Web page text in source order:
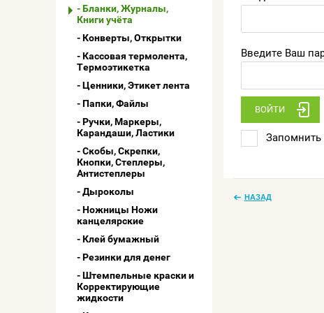
Бланки, Журналы,
Книги учёта
Конверты, Открытки
Кассовая термолента,
Термоэтикетка
Ценники, Этикет лента
Папки, Файлы
Ручки, Маркеры,
Карандаши, Ластики
Скобы, Скрепки,
Кнопки, Степлеры,
Антистеплеры
Дыроколы
Ножницы Ножи
канцелярские
Клей бумажный
Резинки для денег
Штемпельные краски и
Корректирующие
жидкости
Введите Ваш
ВОЙТИ
Запомнить
НАЗАД